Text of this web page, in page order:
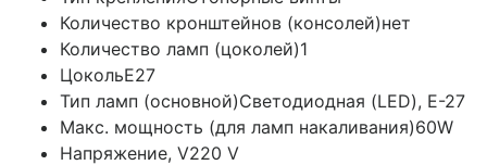
Количество кронштейнов (консолей)нет
Количество ламп (цоколей)1
ЦокольE27
Тип ламп (основной)Светодиодная (LED), Е-27
Макс. мощность (для ламп накаливания)60W
Напряжение, V220 V